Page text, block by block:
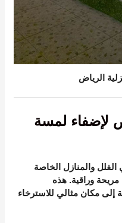
الرياض
لإضفاء لمسة
والمنازل الخاصة
وراقية. هذه
إلى مكان مثالي للاسترخاء